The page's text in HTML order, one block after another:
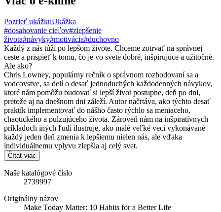
Pozrieť ukážkuUkážka
#dosahovanie cieľov#zlepšenie
života#návyky#motivácia#duchovno
Každý z nás túži po lepšom živote. Chceme zotrvať na správnej
ceste a prispieť k tomu, čo je vo svete dobré, inšpirujúce a užitočné.
Ale ako?
Chris Lowney, populárny rečník o správnom rozhodovaní sa a
vodcovstve, sa delí o desať jednoduchých každodenných návykov,
ktoré nám pomôžu budovať si lepší život postupne, deň po dni,
pretože aj na dnešnom dni záleží. Autor načrtáva, ako týchto desať
praktík implementovať do nášho často rýchlo sa meniaceho,
chaotického a pulzujúceho života. Zároveň nám na inšpiratívnych
príkladoch iných ľudí ilustruje, ako malé veľké veci vykonávané
každý jeden deň zmenia k lepšiemu nielen nás, ale vďaka
individuálnemu vplyvu zlepšia aj celý svet.
Čítať viac
Naše katalógové číslo
2739997
Originálny názov
Make Today Matter: 10 Habits for a Better Life